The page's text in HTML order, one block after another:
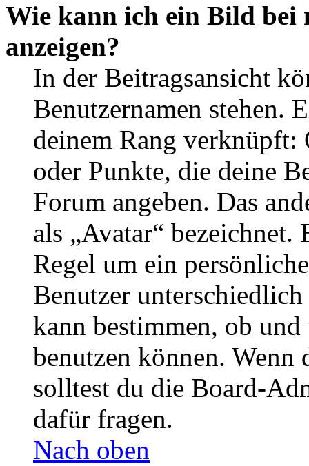
Wie kann ich ein Bild bei
anzeigen?
In der Beitragsansicht
Benutzernamen stehen.
deinem Rang verknüpft:
oder Punkte, die deine
Forum angeben. Das
als „Avatar“
Regel um ein
Benutzer
kann bestimmen, ob
benutzen können. Wenn
solltest du die Board-
dafür fragen.
Nach oben